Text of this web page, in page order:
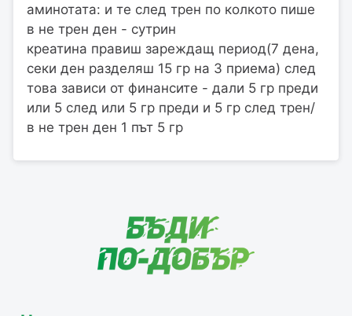
аминотата: и те след трен по колкото пише
в не трен ден - сутрин
креатина правиш зареждащ период(7 дена,
секи ден разделяш 15 гр на 3 приема) след
това зависи от финансите - дали 5 гр преди
или 5 след или 5 гр преди и 5 гр след трен/
в не трен ден 1 път 5 гр